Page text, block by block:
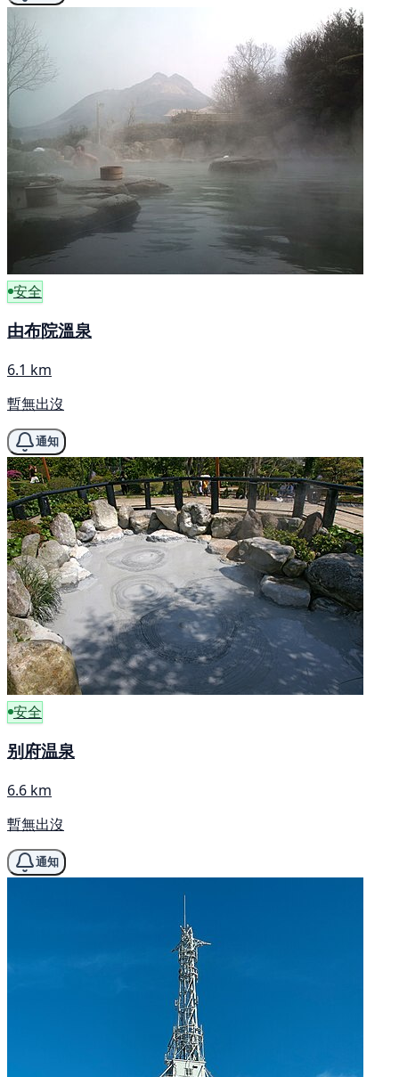
安全
由布院溫泉
6.1 km
暫無出沒
通知
安全
别府温泉
6.6 km
暫無出沒
通知